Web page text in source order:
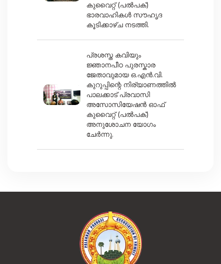
കുവൈറ്റ് (പൽപക്)
ഭാരവാഹികൾ സൗഹൃദ
കൂടിക്കാഴ്ച നടത്തി.
പ്രശസ്ത കവിയും
ജ്ഞാനപീഠ പുരസ്കാര
ജേതാവുമായ ഒ.എൻ.വി.
കുറുപ്പിന്റെ നിര്യാണത്തിൽ
പാലക്കാട് പ്രവാസി
അസോസിയേഷൻ ഓഫ്
കുവൈറ്റ് (പൽപക്)
അനുശോചന യോഗം
ചേർന്നു.